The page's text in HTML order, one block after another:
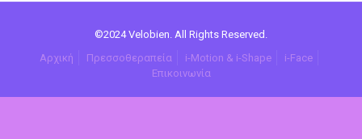
©2024 Velobien. All Rights Reserved.
Αρχική
Πρεσσοθεραπεία i-Motion & i-Shape
i-Face
Επικοινωνία